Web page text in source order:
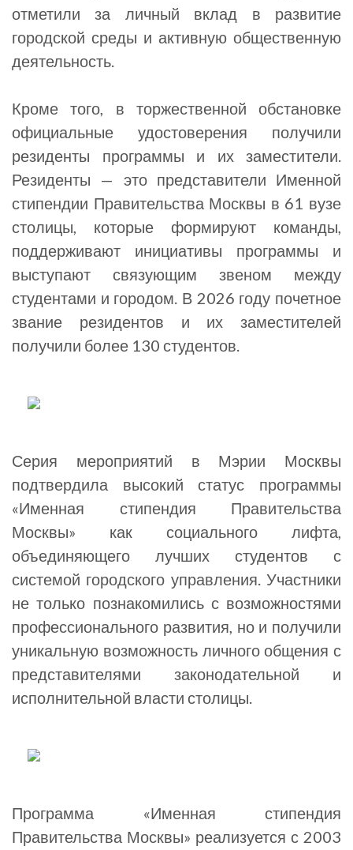
отметили за личный вклад в развитие
городской среды и активную общественную
деятельность.
Кроме того, в торжественной обстановке
официальные удостоверения получили
резиденты программы и их заместители.
Резиденты — это представители Именной
стипендии Правительства Москвы в 61 вузе
столицы, которые формируют команды,
поддерживают инициативы программы и
выступают связующим звеном между
студентами и городом. В 2026 году почетное
звание резидентов и их заместителей
получили более 130 студентов.
Серия мероприятий в Мэрии Москвы
подтвердила высокий статус программы
«Именная стипендия Правительства
Москвы» как социального лифта,
объединяющего лучших студентов с
системой городского управления. Участники
не только познакомились с возможностями
профессионального развития, но и получили
уникальную возможность личного общения с
представителями законодательной и
исполнительной власти столицы.
Программа «Именная стипендия
Правительства Москвы» реализуется с 2003